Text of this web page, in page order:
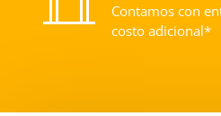
Contamos con
costo adicional*